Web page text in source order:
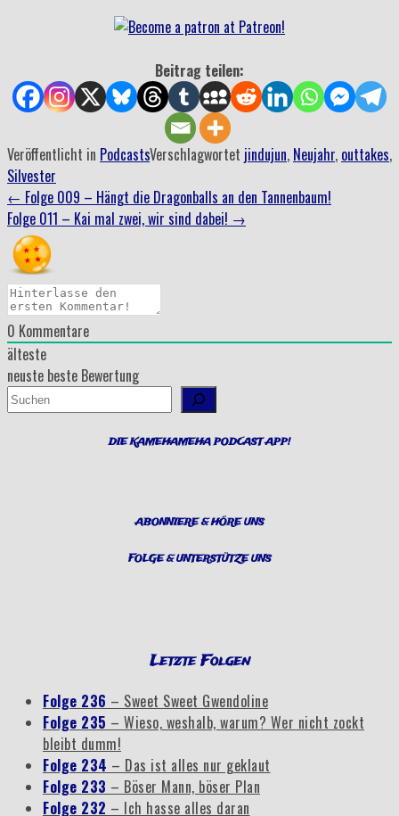
Beitrag teilen:
Veröffentlicht in PodcastsVerschlagwortet jindujun, Neujahr, outtakes,
Silvester
Beitrag
Navigation
← Folge 009 – Hängt die Dragonballs an den Tannenbaum!
Folge 011 – Kai mal zwei, wir sind dabei! →
0 Kommentare
älteste
neuste beste Bewertung
Suchen
DIE KAMEHAMEHA PODCAST APP!
ABONNIERE & HÖRE UNS
FOLGE & UNTERSTÜTZE UNS
Letzte Folgen
Folge 236 – Sweet Sweet Gwendoline
Folge 235 – Wieso, weshalb, warum? Wer nicht zockt
bleibt dumm!
Folge 234 – Das ist alles nur geklaut
Folge 233 – Böser Mann, böser Plan
Folge 232 – Ich hasse alles daran